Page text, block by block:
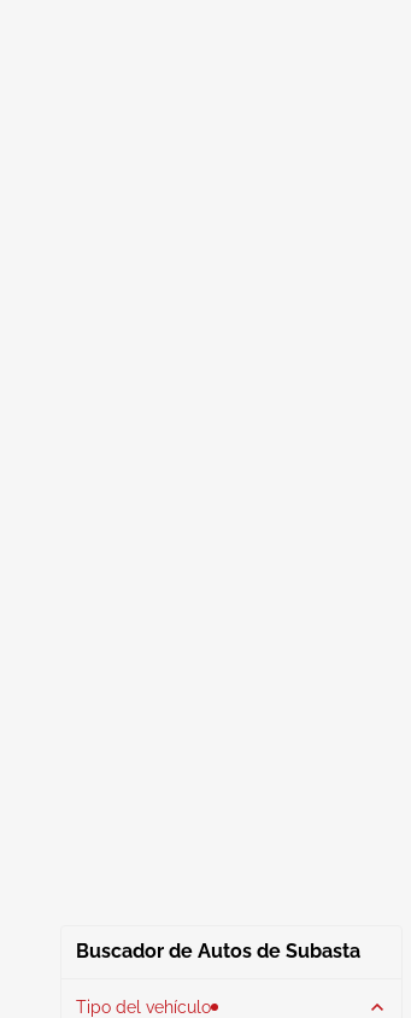
Buscador de Autos de Subasta
Tipo del vehículo